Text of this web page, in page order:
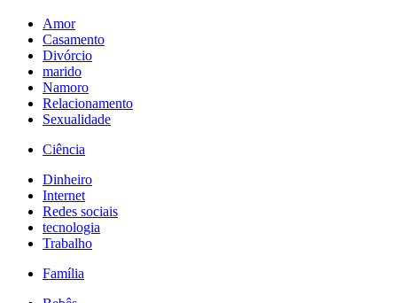
Amor
Casamento
Divórcio
marido
Namoro
Relacionamento
Sexualidade
Ciência
Dinheiro
Internet
Redes sociais
tecnologia
Trabalho
Família